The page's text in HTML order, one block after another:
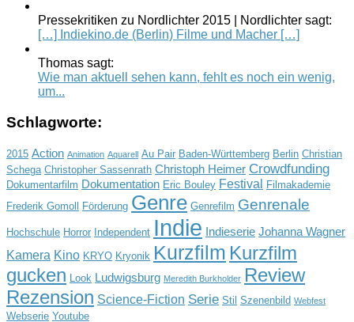
Pressekritiken zu Nordlichter 2015 | Nordlichter sagt:
[…] Indiekino.de (Berlin) Filme und Macher […]
Thomas sagt:
Wie man aktuell sehen kann, fehlt es noch ein wenig,
um...
Schlagworte:
2015 Action Animation Aquarell Au Pair Baden-Württemberg Berlin Christian
Schega Christopher Sassenrath Christoph Heimer Crowdfunding
Dokumentarfilm Dokumentation Eric Bouley Festival
Filmakademie
Frederik Gomoll
Förderung Genre Genrefilm Genrenale
Hochschule Horror Independent Indie Indieserie Johanna Wagner
Kamera Kino KRYO Kryonik Kurzfilm Kurzfilm
gucken
Look Ludwigsburg Meredith Burkholder Review
Rezension Science-Fiction Serie Stil Szenenbild Webfest
Webserie Youtube